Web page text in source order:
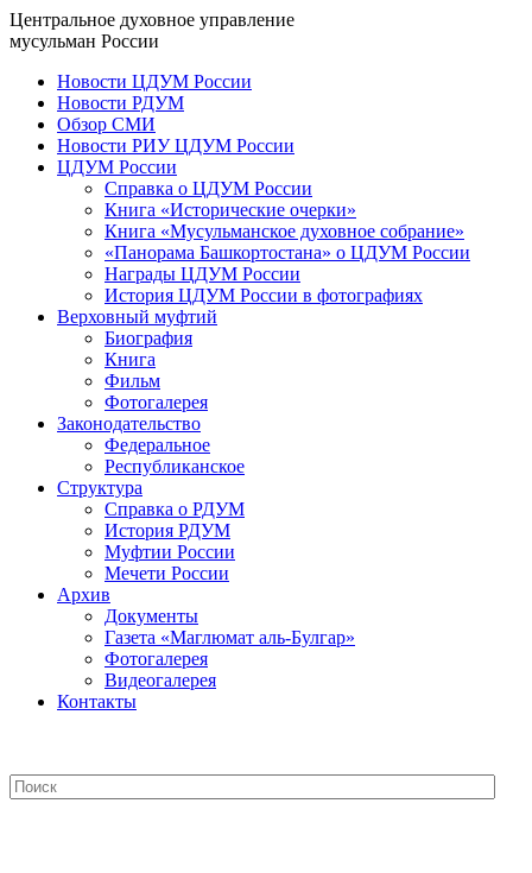
Центральное духовное управление
мусульман России
Новости ЦДУМ России
Новости РДУМ
Обзор СМИ
Новости РИУ ЦДУМ России
ЦДУМ России
Справка о ЦДУМ России
Книга «Исторические очерки»
Книга «Мусульманское духовное собрание»
«Панорама Башкортостана» о ЦДУМ России
Награды ЦДУМ России
История ЦДУМ России в фотографиях
Верховный муфтий
Биография
Книга
Фильм
Фотогалерея
Законодательство
Федеральное
Республиканское
Структура
Справка о РДУМ
История РДУМ
Муфтии России
Мечети России
Архив
Документы
Газета «Маглюмат аль-Булгар»
Фотогалерея
Видеогалерея
Контакты